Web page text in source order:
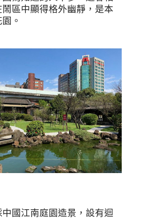
區中顯得格外幽靜，是本
。
國江南庭園造景，設有迴